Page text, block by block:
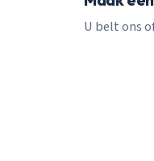
U belt ons